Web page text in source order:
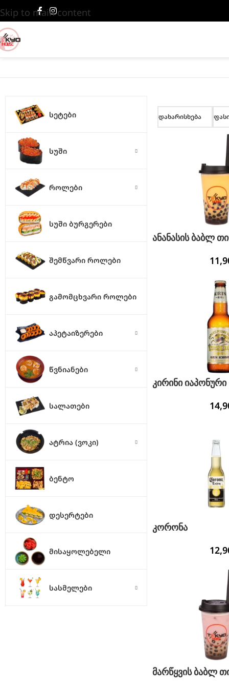
Skip to main content
ᲡᲔᲢᲔᲑᲘ
ᲡᲣᲨᲘ
ᲠᲝᲚᲔᲑᲘ
ᲡᲣᲨᲘ ᲑᲣᲠᲒᲔᲠᲔᲑᲘ
ᲨᲔᲛᲬᲕᲐᲠᲘ ᲠᲝᲚᲔᲑᲘ
ᲒᲐᲛᲝᲛᲪᲮᲕᲐᲠᲘ ᲠᲝᲚᲔᲑᲘ
ᲐᲞᲔᲢᲐᲘᲖᲔᲠᲔᲑᲘ
ᲬᲕᲜᲘᲐᲜᲔᲑᲘ
ᲡᲐᲚᲐᲗᲔᲑᲘ
ᲐᲢᲠᲘᲐ (ᲕᲝᲙᲘ)
ᲑᲔᲜᲢᲝ
ᲓᲔᲡᲔᲠᲢᲔᲑᲘ
ᲛᲘᲡᲐᲧᲝᲚᲔᲑᲔᲚᲘ
ᲡᲐᲡᲛᲔᲚᲔᲑᲘ
დახარისხება
ანანასის ბაბლ თი
კირინი
კორონა
მარწყვის ბაბლ